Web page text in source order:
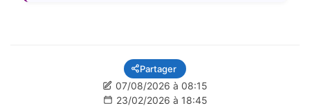
Partager
07/08/2026 à 08:15
23/02/2026 à 18:45